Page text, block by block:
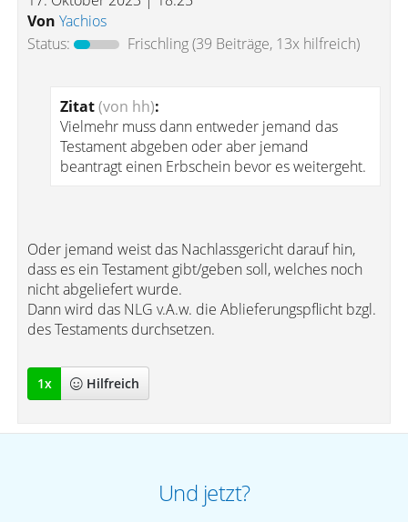
Von Yachios
Status:
Frischling(39 Beiträge, 13x hilfreich)
Zitat(von hh):
Vielmehr muss dann entweder jemand das
Testament abgeben oder aber jemand
beantragt einen Erbschein bevor es weitergeht.
Oder jemand weist das Nachlassgericht darauf hin,
dass es ein Testament gibt/geben soll, welches noch
nicht abgeliefert wurde.
Dann wird das NLG v.A.w. die Ablieferungspflicht bzgl.
des Testaments durchsetzen.
1x Hilfreich
Und jetzt?